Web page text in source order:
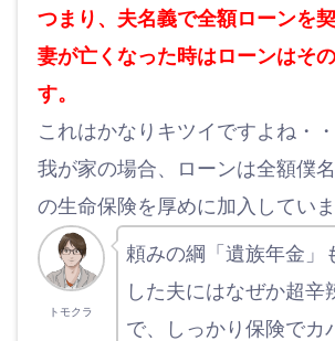
つまり、夫名義で全額ローンを契
妻が亡くなった時はローンはそ
す。
これはかなりキツイですよね・・
我が家の場合、ローンは全額僕
の生命保険を厚めに加入していま
トモクラ
頼みの綱「遺族年金」
した夫にはなぜか超辛
で、しっかり保険でカ